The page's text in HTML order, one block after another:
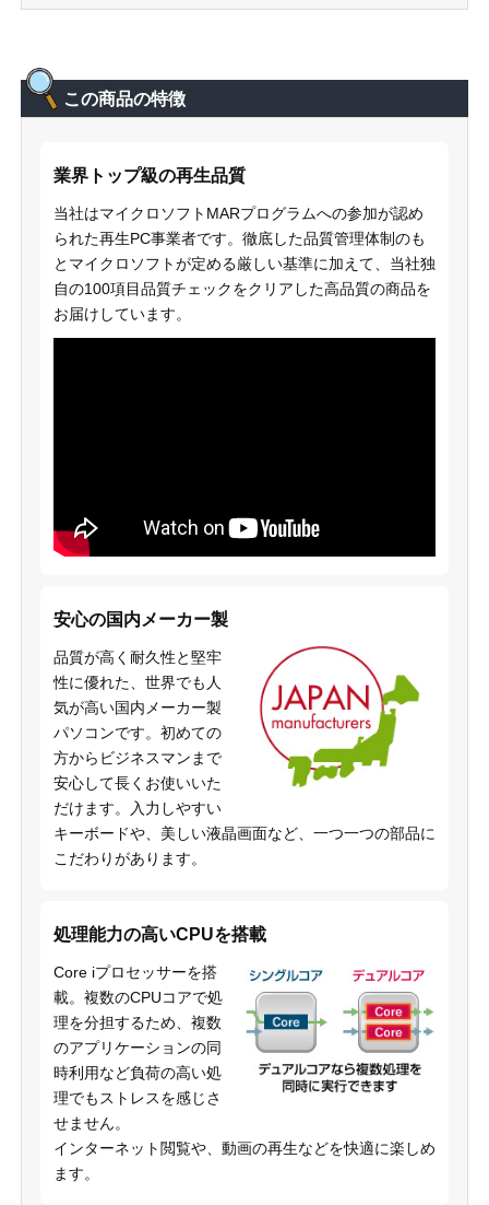
この商品の特徴
業界トップ級の再生品質
当社はマイクロソフトMARプログラムへの参加が認め
られた再生PC事業者です。徹底した品質管理体制のも
とマイクロソフトが定める厳しい基準に加えて、当社独
自の100項目品質チェックをクリアした高品質の商品を
お届けしています。
安心の国内メーカー製
品質が高く耐久性と堅牢
性に優れた、世界でも人
気が高い国内メーカー製
パソコンです。初めての
方からビジネスマンまで
安心して長くお使いいた
だけます。入力しやすい
キーボードや、美しい液晶画面など、一つ一つの部品に
こだわりがあります。
処理能力の高いCPUを搭載
Core iプロセッサーを搭
載。複数のCPUコアで処
理を分担するため、複数
のアプリケーションの同
時利用など負荷の高い処
理でもストレスを感じさ
せません。
インターネット閲覧や、動画の再生などを快適に楽しめ
ます。